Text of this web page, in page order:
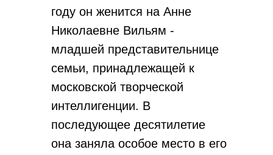
году он женится на Анне
Николаевне Вильям -
младшей представительнице
семьи, принадлежащей к
московской творческой
интеллигенции. В
последующее десятилетие
она заняла особое место в его